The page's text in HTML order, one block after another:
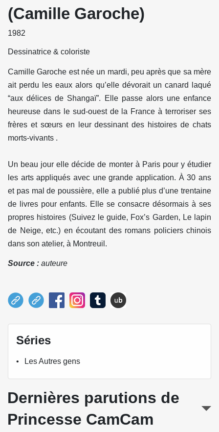
(Camille Garoche)
1982
Dessinatrice & coloriste
Camille Garoche est née un mardi, peu après que sa mère
ait perdu les eaux alors qu’elle dévorait un canard laqué
“aux délices de Shangaï”. Elle passe alors une enfance
heureuse dans le sud-ouest de la France à terroriser ses
frères et sœurs en leur dessinant des histoires de chats
morts-vivants .
Un beau jour elle décide de monter à Paris pour y étudier
les arts appliqués avec une grande application. À 30 ans
et pas mal de poussière, elle a publié plus d’une trentaine
de livres pour enfants. Elle se consacre désormais à ses
propres histoires (Suivez le guide, Fox’s Garden, Le lapin
de Neige, etc.) en écoutant des romans policiers chinois
dans son atelier, à Montreuil.
Source : auteure
Séries
Les Autres gens
Dernières parutions de
Princesse CamCam